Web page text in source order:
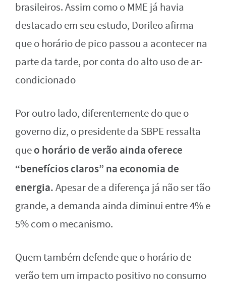
brasileiros. Assim como o MME já havia
destacado em seu estudo, Dorileo afirma
que o horário de pico passou a acontecer na
parte da tarde, por conta do alto uso de ar-
condicionado
Por outro lado, diferentemente do que o
governo diz, o presidente da SBPE ressalta
queo horário de verão ainda oferece
“benefícios claros” na economia de
energia.Apesar de a diferença já não ser tão
grande, a demanda ainda diminui entre 4% e
5% com o mecanismo.
Quem também defende que o horário de
verão tem um impacto positivo no consumo